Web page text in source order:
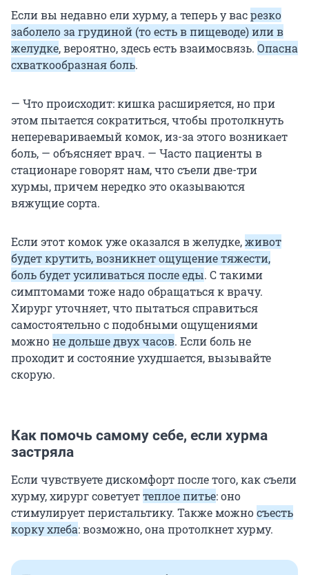
Если вы недавно ели хурму, а теперь у васрезко
заболело за грудиной (то есть в пищеводе) или в
желудке, вероятно, здесь есть взаимосвязь. Опасна
схваткообразная боль.
— Что происходит: кишка расширяется, но при
этом пытается сократиться, чтобы протолкнуть
неперевариваемый комок, из-за этого возникает
боль, — объясняет врач. — Часто пациенты в
стационаре говорят нам, что съели две-три
хурмы, причем нередко это оказываются
вяжущие сорта.
Если этот комок уже оказался в желудке,живот
будет крутить, возникнет ощущение тяжести,
боль будет усиливаться после еды. С такими
симптомами тоже надо обращаться к врачу.
Хирург уточняет, что пытаться справиться
самостоятельно с подобными ощущениями
можноне дольше двух часов. Если боль не
проходит и состояние ухудшается, вызывайте
скорую.
Как помочь самому себе, если хурма
застряла
Если чувствуете дискомфорт после того, как съели
хурму, хирург советуеттеплое питье: оно
стимулирует перистальтику. Также можносъесть
корку хлеба: возможно, она протолкнет хурму.